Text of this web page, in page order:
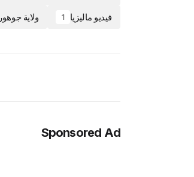
فيديو ماليزيا 1 ولاية جوهور
Sponsored Ad